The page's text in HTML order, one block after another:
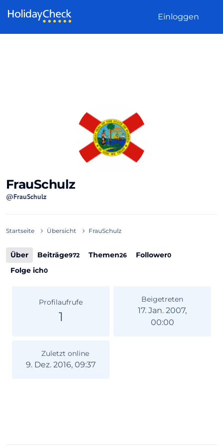
Einloggen
FrauSchulz
@FrauSchulz
Startseite Übersicht FrauSchulz
Über Beiträge972 Themen26 Follower0
Folge ich0
Profilaufrufe
1
Beigetreten
17. Jan. 2007,
00:00
Zuletzt online
9. Dez. 2016, 09:37